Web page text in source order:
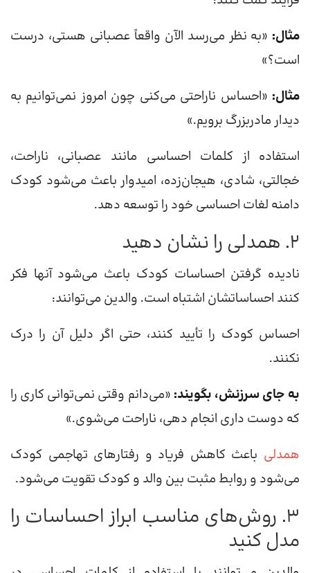
مثال: «به نظر می‌رسد الآن واقعاً عصبانی هستی، درست
است؟»
مثال: «احساس ناراحتی می‌کنی چون امروز نمی‌توانیم به
دیدار مادربزرگ برویم.»
استفاده از کلمات احساسی مانند عصبانی، ناراحت،
خجالتی، شادی، هیجان‌زده، امیدوار باعث می‌شود کودک
دامنه لغات احساسی خود را توسعه دهد.
۲. همدلی را نشان دهید
نادیده گرفتن احساسات کودک باعث می‌شود آنها فکر
کنند احساساتشان اشتباه است. والدین می‌توانند:
احساس کودک را تأیید کنند، حتی اگر دلیل آن را درک
نکنند.
به جای سرزنش، بگویند: «می‌دانم وقتی نمی‌توانی کاری را
که دوست داری انجام دهی، ناراحت می‌شوی.»
همدلی باعث کاهش فریاد و رفتارهای تهاجمی کودک
می‌شود و روابط مثبت بین والد و کودک تقویت می‌شود.
۳. روش‌های مناسب ابراز احساسات را
مدل کنید